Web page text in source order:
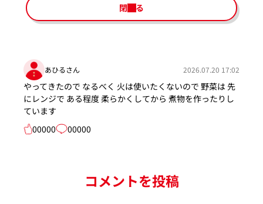
閉じる
あひるさん 2026.07.20 17:02
やってきたので なるべく 火は使いたくないので 野菜は 先
にレンジで ある程度 柔らかくしてから 煮物を作ったりし
ています
00000
00000
コメントを投稿